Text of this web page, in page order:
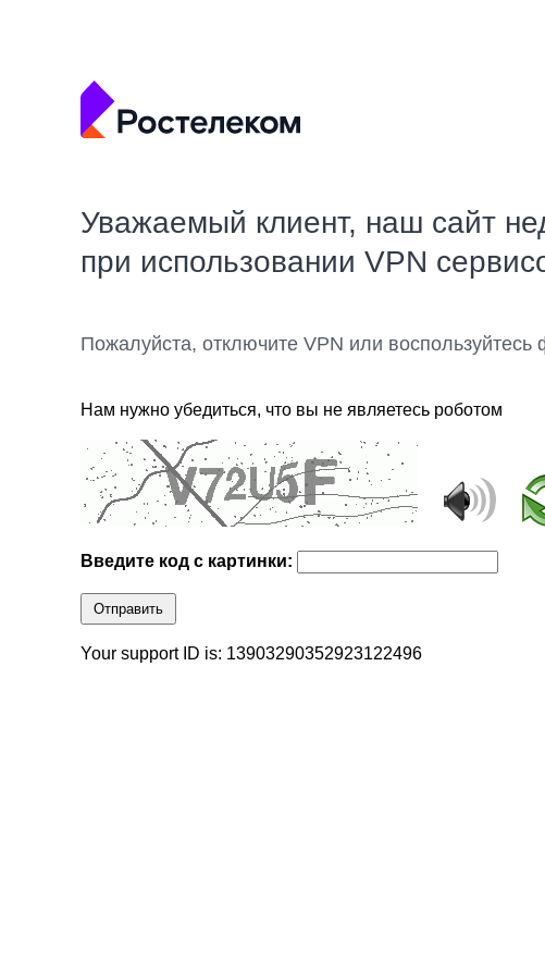
Уважаемый клиент, наш сайт
при использовании VPN
Пожалуйста, отключите VPN или
Нам нужно убедиться, что вы не являетесь роботом
Введите код с картинки:
Отправить
Your support ID is: 13903290352923122496